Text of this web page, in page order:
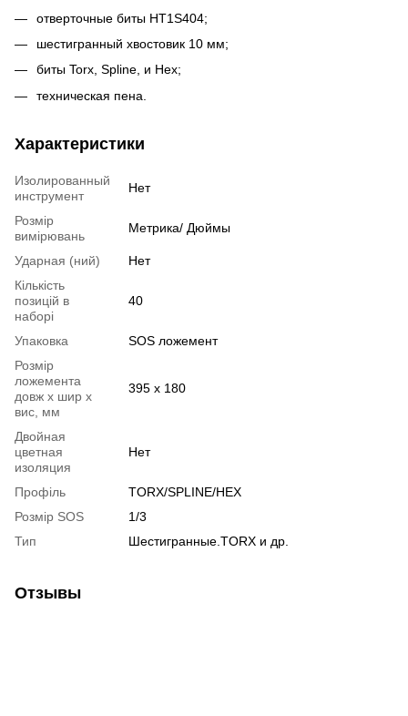
отверточные биты HT1S404;
шестигранный хвостовик 10 мм;
биты Torx, Spline, и Hex;
техническая пена.
Характеристики
Изолированный
инструмент
Нет
Розмір
вимірювань
Метрика/ Дюймы
Ударная (ний)
Нет
Кількість
позицій в
наборі
40
Упаковка
SOS ложемент
Розмір
ложемента
довж х шир х
вис, мм
395 x 180
Двойная
цветная
изоляция
Нет
Профіль
TORX/SPLINE/HEX
Розмір SOS
1/3
Тип
Шестигранные.TORX и др.
Отзывы